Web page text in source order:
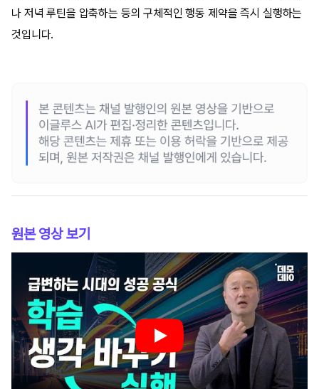
나 저녁 루틴을 압축하는 등의 구체적인 행동 제약을 즉시 실행하는
것입니다.
원본 영상 보기